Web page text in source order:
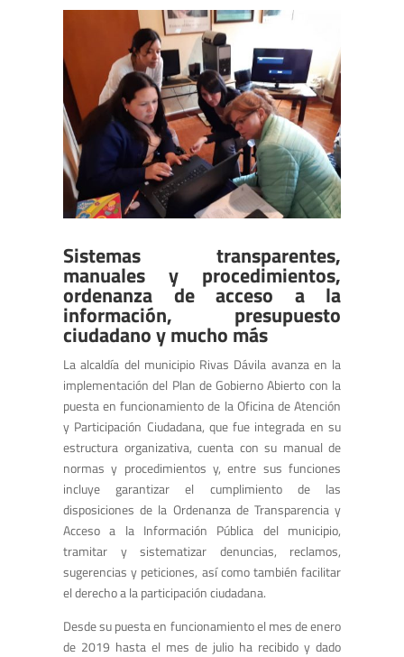
Sistemas transparentes,
manuales y procedimientos,
ordenanza de acceso a la
información, presupuesto
ciudadano y mucho más
La alcaldía del municipio Rivas Dávila avanza en la
implementación del Plan de Gobierno Abierto con la
puesta en funcionamiento de la Oficina de Atención
y Participación Ciudadana, que fue integrada en su
estructura organizativa, cuenta con su manual de
normas y procedimientos y, entre sus funciones
incluye garantizar el cumplimiento de las
disposiciones de la Ordenanza de Transparencia y
Acceso a la Información Pública del municipio,
tramitar y sistematizar denuncias, reclamos,
sugerencias y peticiones, así como también facilitar
el derecho a la participación ciudadana.
Desde su puesta en funcionamiento el mes de enero
de 2019 hasta el mes de julio ha recibido y dado